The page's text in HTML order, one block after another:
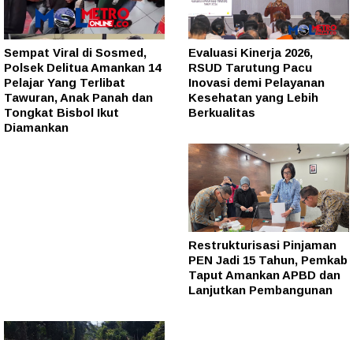
Sempat Viral di Sosmed,
Polsek Delitua Amankan 14
Pelajar Yang Terlibat
Tawuran, Anak Panah dan
Tongkat Bisbol Ikut
Diamankan
Evaluasi Kinerja 2026,
RSUD Tarutung Pacu
Inovasi demi Pelayanan
Kesehatan yang Lebih
Berkualitas
Restrukturisasi Pinjaman
PEN Jadi 15 Tahun, Pemkab
Taput Amankan APBD dan
Lanjutkan Pembangunan